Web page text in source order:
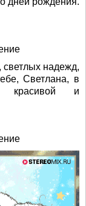
светлых надежд,
Светлана, в
красивой и